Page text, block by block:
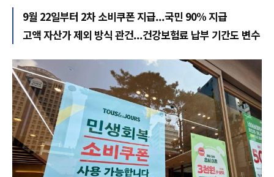
9월 22일부터 2차 소비쿠폰 지급...국민 90% 지급
고액 자산가 제외 방식 관건...건강보험료 납부 기간도 변수